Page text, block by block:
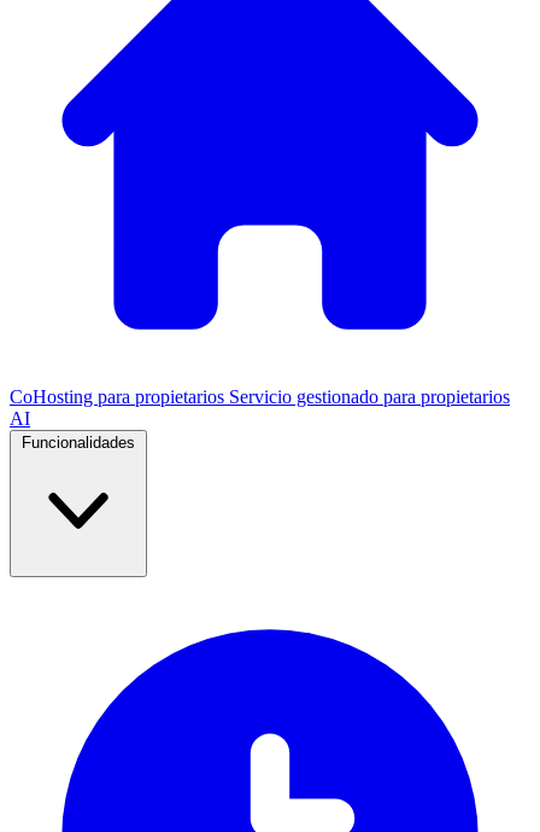
CoHosting para propietarios Servicio gestionado para propietarios
AI